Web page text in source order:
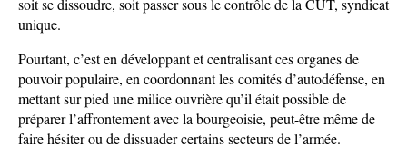
soit se dissoudre, soit passer sous le contrôle de la CUT, syndicat
unique.
Pourtant, c’est en développant et centralisant ces organes de
pouvoir populaire, en coordonnant les comités d’autodéfense, en
mettant sur pied une milice ouvrière qu’il était possible de
préparer l’affrontement avec la bourgeoisie, peut-être même de
faire hésiter ou de dissuader certains secteurs de l’armée.